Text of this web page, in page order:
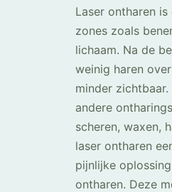
Laser ontharen
zones zoals
lichaam. Na de
weinig haren
minder
andere
scheren, waxen,
laser ontharen
pijnlijke
ontharen. Deze